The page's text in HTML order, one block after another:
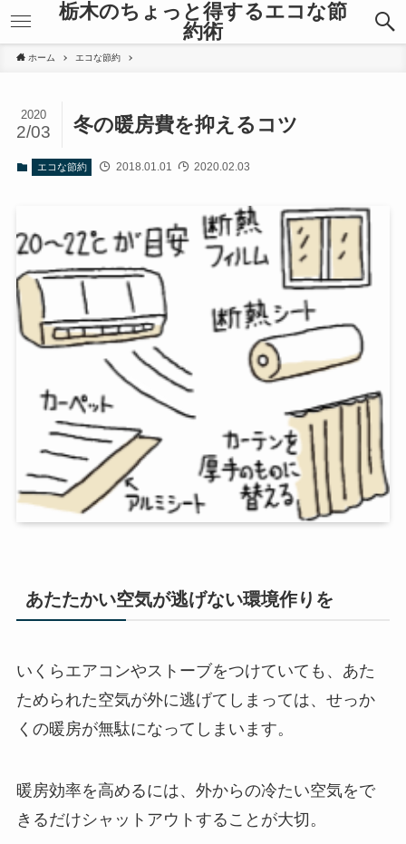
栃木のちょっと得するエコな節
約術
ホーム エコな節約
冬の暖房費を抑えるコツ
2020
2/03
エコな節約 2018.01.01 2020.02.03
あたたかい空気が逃げない環境作りを
いくらエアコンやストーブをつけていても、あた
ためられた空気が外に逃げてしまっては、せっか
くの暖房が無駄になってしまいます。
暖房効率を高めるには、外からの冷たい空気をで
きるだけシャットアウトすることが大切。